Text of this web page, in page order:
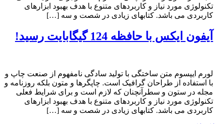
تکنولوژی مورد نیاز و کاربردهای متنوع با هدف بهبود ابزارهای
کاربردی می باشد. کتابهای زیادی در شصت و سه […]
آیفون ایکس با حافظه 124 گیگابایت رسید!
لورم ایپسوم متن ساختگی با تولید سادگی نامفهوم از صنعت چاپ و
با استفاده از طراحان گرافیک است. چاپگرها و متون بلکه روزنامه و
مجله در ستون و سطرآنچنان که لازم است و برای شرایط فعلی
تکنولوژی مورد نیاز و کاربردهای متنوع با هدف بهبود ابزارهای
کاربردی می باشد. کتابهای زیادی در شصت و سه […]